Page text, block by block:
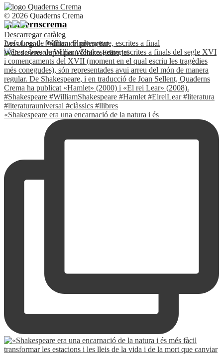
quadernscrema
Les obres de William Shakespeare, escrites a final
«Shakespeare era una encarnació de la natura i és
© 2026 Quaderns Crema
Descarregar catàleg
Avís Legal·Política de privacitat
Web desenvolupat perWébico Editorial